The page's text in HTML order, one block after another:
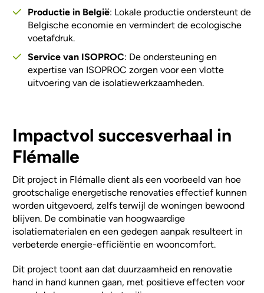
Productie in België: Lokale productie ondersteunt de
Belgische economie en vermindert de ecologische
voetafdruk.
Service van ISOPROC: De ondersteuning en
expertise van ISOPROC zorgen voor een vlotte
uitvoering van de isolatiewerkzaamheden.
Impactvol succesverhaal in
Flémalle
Dit project in Flémalle dient als een voorbeeld van hoe
grootschalige energetische renovaties effectief kunnen
worden uitgevoerd, zelfs terwijl de woningen bewoond
blijven. De combinatie van hoogwaardige
isolatiematerialen en een gedegen aanpak resulteert in
verbeterde energie-efficiëntie en wooncomfort.
Dit project toont aan dat duurzaamheid en renovatie
hand in hand kunnen gaan, met positieve effecten voor